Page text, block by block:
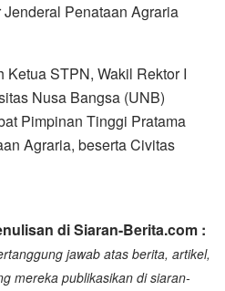
Penataan Agraria
STPN, Wakil Rektor I
Nusa Bangsa (UNB)
Pimpinan Tinggi Pratama
Agraria, beserta Civitas
di Siaran-Berita.com :
jawab atas berita, artikel,
mereka publikasikan di siaran-